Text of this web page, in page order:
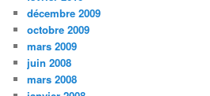
décembre 2009
octobre 2009
mars 2009
juin 2008
mars 2008